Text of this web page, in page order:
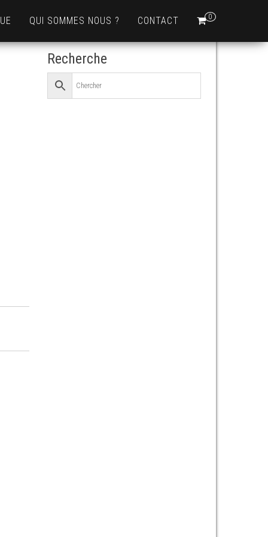
0
QUI SOMMES NOUS ? CONTACT
Recherche